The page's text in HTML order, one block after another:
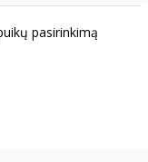
pasirinkimą